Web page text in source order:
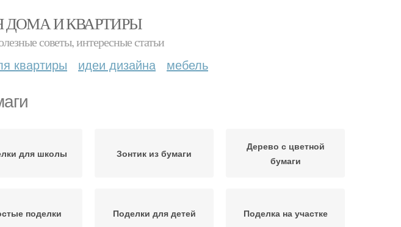
ДОМА И КВАРТИРЫ
советы, интересные статьи
квартиры идеи дизайна мебель
для школы Зонтик из бумаги
Дерево с цветной
бумаги
поделки Поделки для детей Поделка на участке